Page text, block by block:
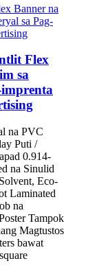
Flex
sa
na PVC
Puti /
0.914-
na Sinulid
Eco-
Laminated
na
Tampok
Magtustos
bawat